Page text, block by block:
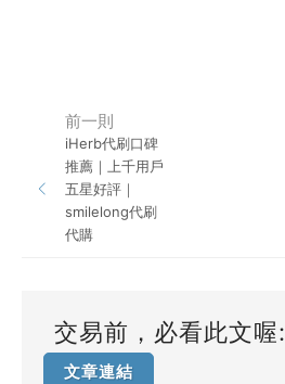
前一則
iHerb代刷口碑
推薦｜上千用戶
五星好評｜
smilelong代刷
代購
交易前，必看此文喔:
文章連結